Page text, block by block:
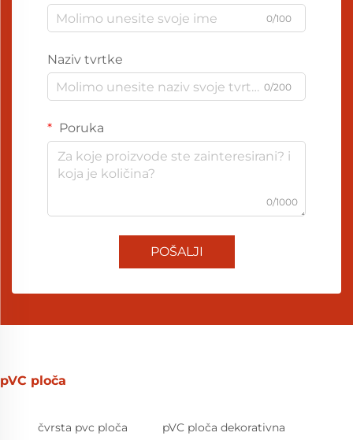
0/100
Naziv tvrtke
0/200
Poruka
0/1000
POŠALJI
pVC ploča
čvrsta pvc ploča pVC ploča dekorativna